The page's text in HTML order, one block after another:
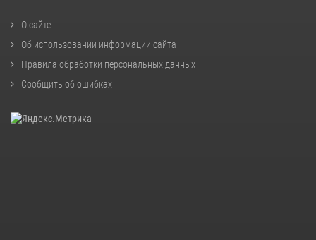
О сайте
Об использовании информации сайта
Правила обработки персональных данных
Сообщить об ошибках